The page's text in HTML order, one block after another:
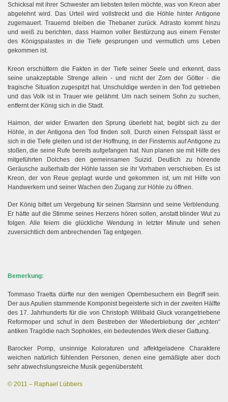
Schicksal mit ihrer Schwester am liebsten teilen möchte, was von Kreon aber
abgelehnt wird. Das Urteil wird vollstreckt und die Höhle hinter Antigone
zugemauert. Trauernd bleiben die Thebaner zurück. Adrasto kommt hinzu
und weiß zu berichten, dass Haimon voller Bestürzung aus einem Fenster
des Königspalastes in die Tiefe gesprungen und vermutlich ums Leben
gekommen ist.
Kreon erschüttern die Fakten in der Tiefe seiner Seele und erkennt, dass
seine unakzeptable Strenge allein - und nicht der Zorn der Götter - die
tragische Situation zugespitzt hat. Unschuldige werden in den Tod getrieben
und das Volk ist in Trauer wie gelähmt. Um nach seinem Sohn zu suchen,
entfernt der König sich in die Stadt.
Haimon, der wider Erwarten den Sprung überlebt hat, begibt sich zu der
Höhle, in der Antigona den Tod finden soll. Durch einen Felsspalt lässt er
sich in die Tiefe gleiten und ist der Hoffnung, in der Finsternis auf Antigone zu
stoßen, die seine Rufe bereits aufgefangen hat. Nun planen sie mit Hilfe des
mitgeführten Dolches den gemeinsamen Suizid. Deutlich zu hörende
Geräusche außerhalb der Höhle lassen sie ihr Vorhaben verschieben. Es ist
Kreon, der von Reue geplagt wurde und gekommen ist, um mit Hilfe von
Handwerkern und seiner Wachen den Zugang zur Höhle zu öffnen.
Der König bittet um Vergebung für seinen Starrsinn und seine Verblendung.
Er hätte auf die Stimme seines Herzens hören sollen, anstatt blinder Wut zu
folgen. Alle feiern die glückliche Wendung in letzter Minute und sehen
zuversichtlich dem anbrechenden Tag entgegen.
Bemerkung:
Tommaso Traetta dürfte nur den wenigen Opernbesuchern ein Begriff sein.
Der aus Apulien stammende Komponist begeisterte sich in der zweiten Hälfte
des 17. Jahrhunderts für die von Christoph Willibald Gluck vorangetriebene
Reformoper und schuf in dem Bestreben der Wiederblebung der „echten“
antiken Tragödie nach Sophokles, ein bedeutendes Werk dieser Gattung.
Barocker Pomp, unsinnige Koloraturen und affektgeladene Charaktere
weichen natürlich fühlenden Personen, denen eine gemäßigte aber doch
sehr abwechslungsreiche Musik gegenübersteht.
© 2011 – Raphael Lübbers
II.